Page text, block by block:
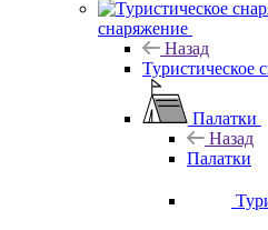
снаряжение
Назад
Туристическое
Палатки
Назад
Палатки